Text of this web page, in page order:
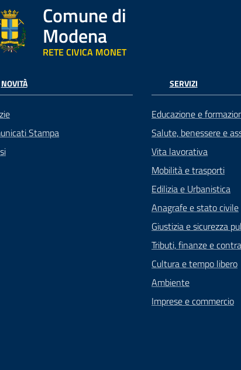
Comune di
Modena
RETE CIVICA MONET
NOVITÀ
Stampa
SERVIZI
Educazione e
Salute, benessere e
Vita lavorativa
Mobilità e trasporti
Edilizia e Urbanistica
Anagrafe e stato civile
Giustizia e sicurezza
Tributi, finanze e
Cultura e tempo libero
Ambiente
Imprese e commercio